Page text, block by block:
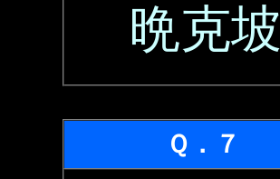
晩克坡
Ｑ．７